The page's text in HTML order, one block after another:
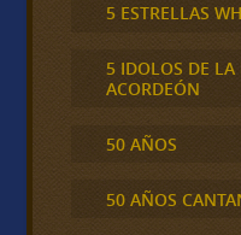
5 ESTRELLAS
5 IDOLOS DE LA
ACORDEÓN
50 AÑOS
50 AÑOS